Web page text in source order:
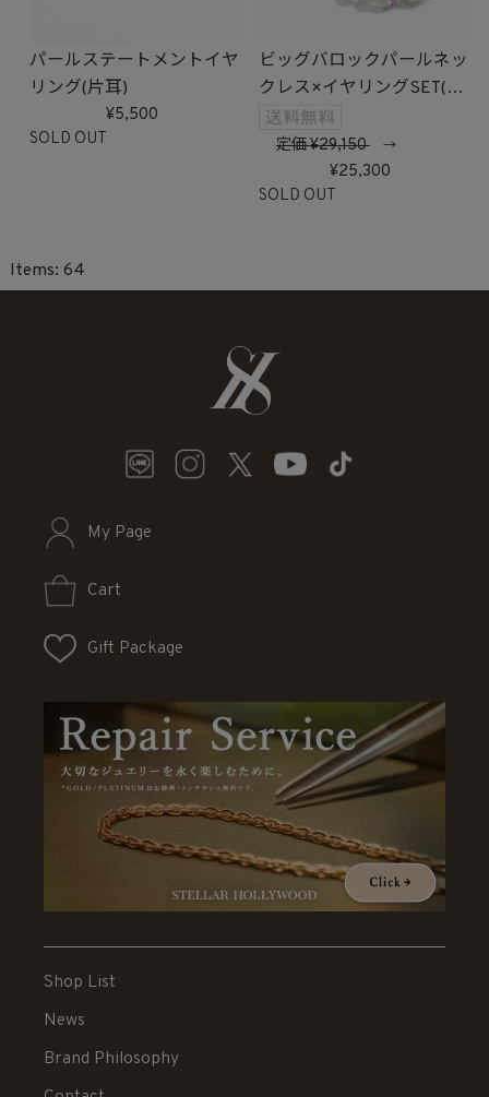
パールステートメントイヤ
リング(片耳)
5,500
SOLD OUT
ビッグバロックパールネッ
クレス×イヤリングSET(ホ
ワイト)
定価 29,150→
25,300
SOLD OUT
64
My Page
Cart
Gift Package
Shop List
News
Brand Philosophy